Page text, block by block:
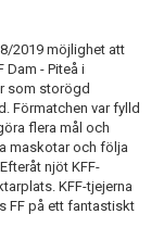
2019 möjlighet att
Dam - Piteå i
som storögd
Förmatchen var fylld
flera mål och
maskotar och följa
njöt KFF-
KFF-tjejerna
FF på ett fantastiskt